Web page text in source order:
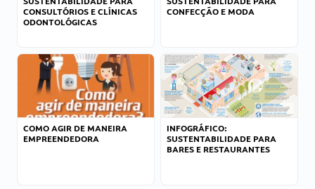
CONSULTÓRIOS E CLÍNICAS
ODONTOLÓGICAS
CONFECÇÃO E MODA
COMO AGIR DE MANEIRA
EMPREENDEDORA
INFOGRÁFICO:
SUSTENTABILIDADE PARA
BARES E RESTAURANTES